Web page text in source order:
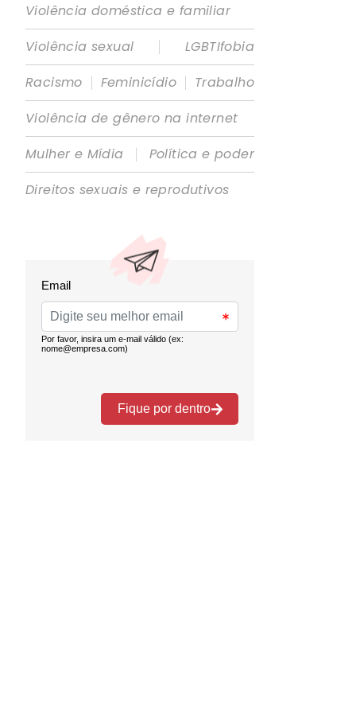
Violência doméstica e familiar
Violência sexual
|
LGBTIfobia
Racismo | Feminicídio | Trabalho
Violência de gênero na internet
Mulher e Mídia
|
Política e poder
Direitos sexuais e reprodutivos